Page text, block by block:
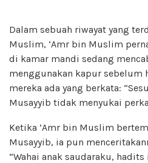
Dalam sebuah riwayat yang
Muslim, ‘Amr bin Muslim
di kamar mandi sedang
menggunakan kapur sebelum
mereka ada yang berkata:
Musayyib tidak menyukai
Ketika ‘Amr bin Muslim
Musayyib, ia pun
“Wahai anak saudaraku,